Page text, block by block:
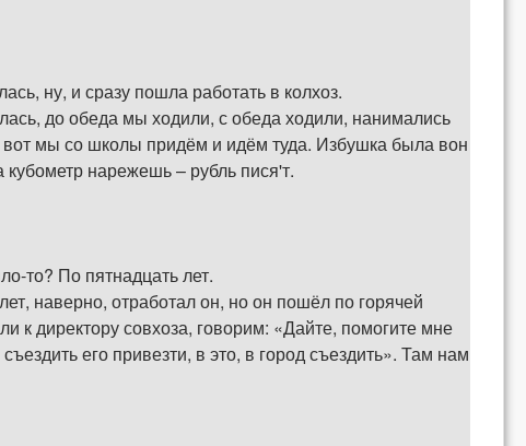
ну, и сразу пошла работать в колхоз.
до обеда мы ходили, с обеда ходили, нанимались
вот мы со школы придём и идём туда. Избушка была вон
нарежешь – рубль пися'т.
то? По пятнадцать лет.
наверно, отработал он, но он пошёл по горячей
к директору совхоза, говорим: «Дайте, помогите мне
его привезти, в это, в город съездить». Там нам